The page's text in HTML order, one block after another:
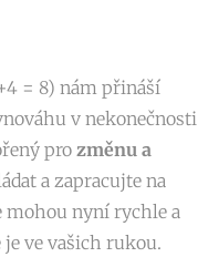
= 8) nám přináší
v nekonečnosti
pro změnu a
a zapracujte na
mohou nyní rychle a
ve vašich rukou.